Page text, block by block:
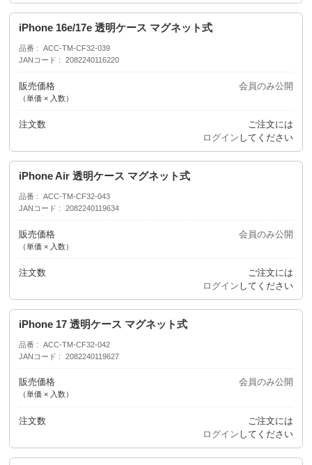
iPhone 16e/17e 透明ケース マグネット式
品番
ACC-TM-CF32-039
JANコード
2082240116220
販売価格
（単価 × 入数）
会員のみ公開
注文数
ご注文には
ログイン してください
iPhone Air 透明ケース マグネット式
品番
ACC-TM-CF32-043
JANコード
2082240119634
販売価格
（単価 × 入数）
会員のみ公開
注文数
ご注文には
ログイン してください
iPhone 17 透明ケース マグネット式
品番
ACC-TM-CF32-042
JANコード
2082240119627
販売価格
（単価 × 入数）
会員のみ公開
注文数
ご注文には
ログイン してください